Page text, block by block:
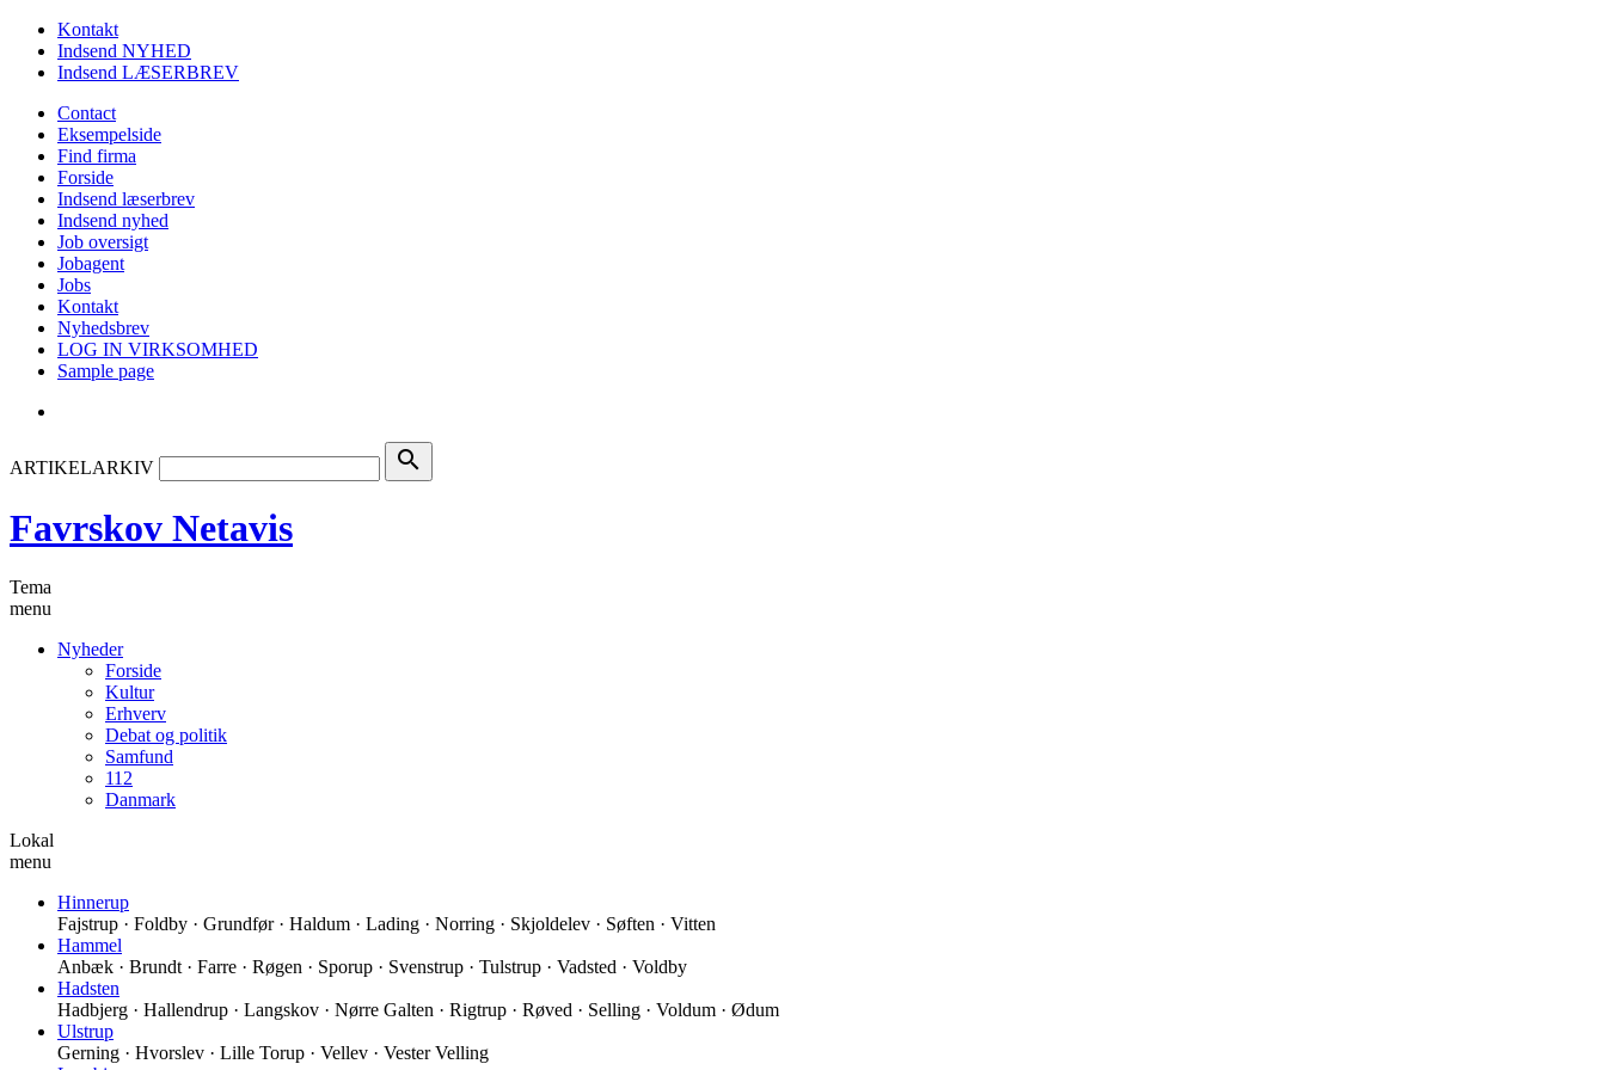
Kontakt
Indsend NYHED
Indsend LÆSERBREV
Contact
Eksempelside
Find firma
Forside
Indsend læserbrev
Indsend nyhed
Job oversigt
Jobagent
Jobs
Kontakt
Nyhedsbrev
LOG IN VIRKSOMHED
Sample page
ARTIKELARKIV search
Favrskov Netavis
Tema
menu
Nyheder
Forside
Kultur
Erhverv
Debat og politik
Samfund
112
Danmark
Lokal
menu
Hinnerup
Fajstrup · Foldby · Grundfør · Haldum · Lading · Norring · Skjoldelev · Søften · Vitten
Hammel
Anbæk · Brundt · Farre · Røgen · Sporup · Svenstrup · Tulstrup · Vadsted · Voldby
Hadsten
Hadbjerg · Hallendrup · Langskov · Nørre Galten · Rigtrup · Røved · Selling · Voldum · Ødum
Ulstrup
Gerning · Hvorslev · Lille Torup · Vellev · Vester Velling